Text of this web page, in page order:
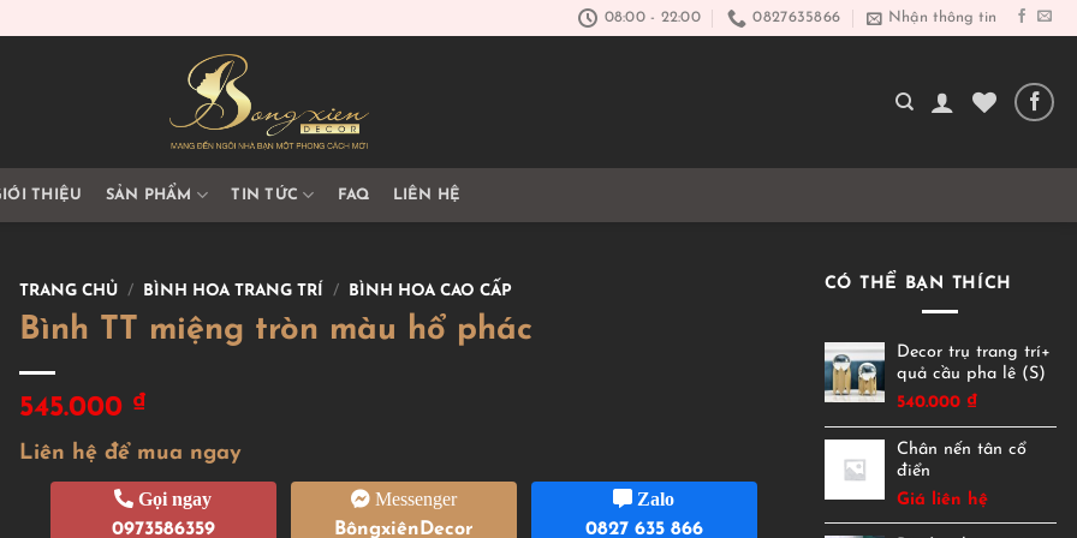
08:00 - 22:00 0827635866 Nhận thông tin
THIỆU SẢN PHẨM TIN TỨC FAQ LIÊN HỆ
TRANG CHỦ / BÌNH HOA TRANG TRÍ / BÌNH HOA CAO CẤP
Bình TT miệng tròn màu hổ phác
545.000 ₫
Liên hệ để mua ngay
Gọi ngay
0973586359
Messenger
BôngxiênDecor
Zalo
0827 635 866
CÓ THỂ BẠN THÍCH
Decor trụ trang trí+
quả cầu pha lê (S)
540.000 ₫
Chân nến tân cổ
điển
Giá liên hệ